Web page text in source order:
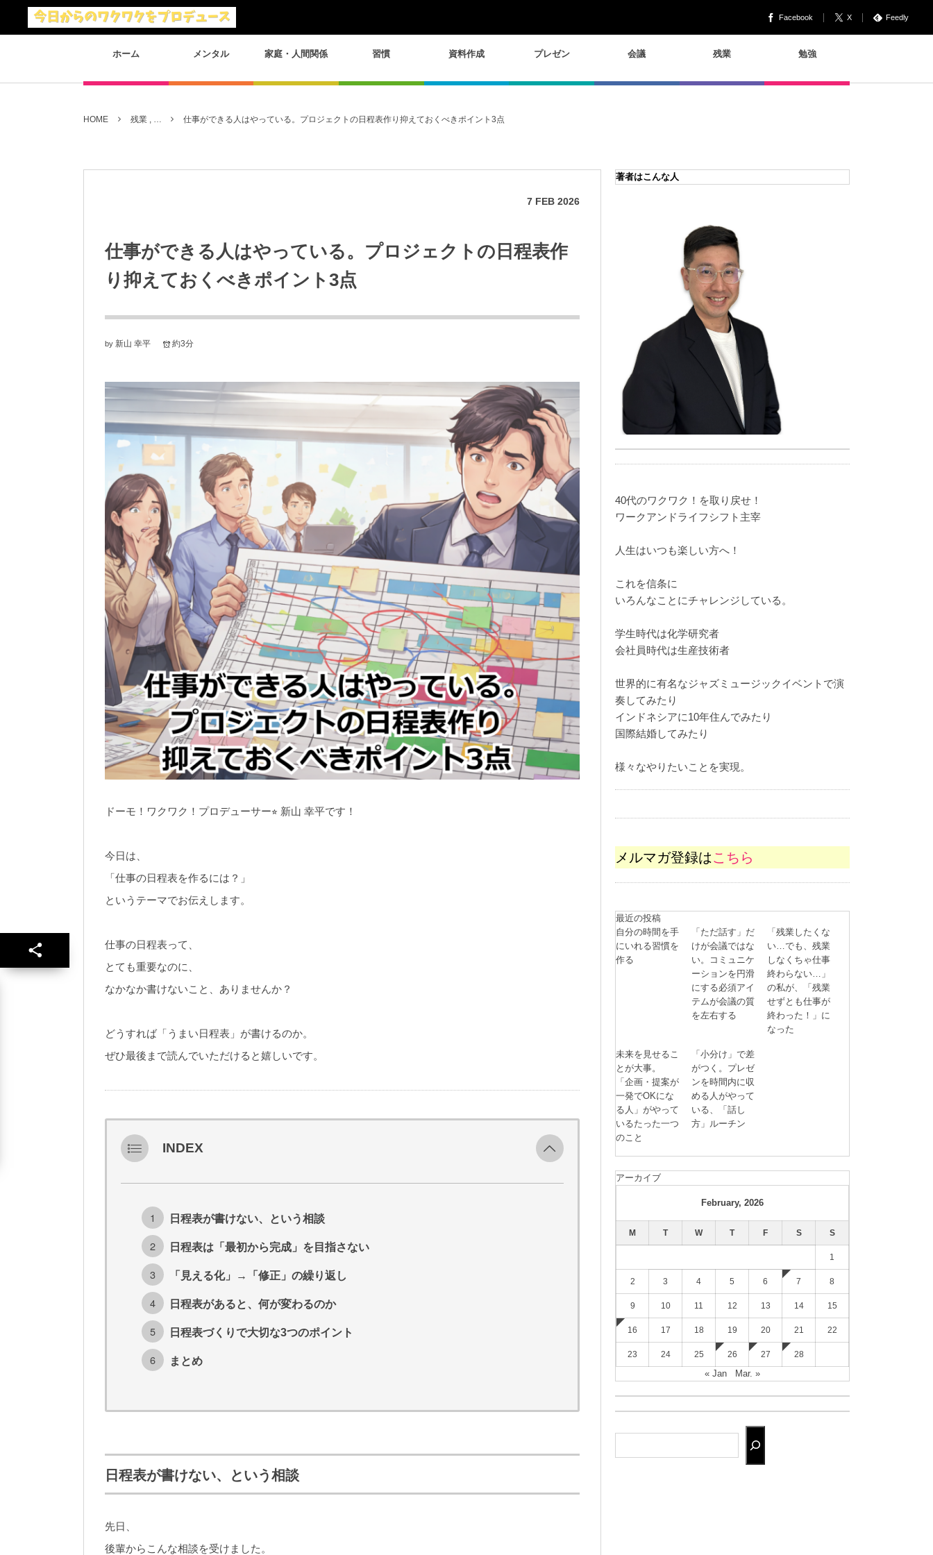
Facebook X Feedly
ホーム メンタル 家庭・人間関係 習慣 資料作成 プレゼン 会議 残業 勉強
HOME 残業 , … 仕事ができる人はやっている。プロジェクトの日程表作り抑えておくべきポイント3点
7 FEB 2026
仕事ができる人はやっている。プロジェクトの日程表作
り抑えておくべきポイント3点
by 新山 幸平 約3分
ドーモ！ワクワク！プロデューサー⭐︎ 新山 幸平です！
今日は、
「仕事の日程表を作るには？」
というテーマでお伝えします。
仕事の日程表って、
とても重要なのに、
なかなか書けないこと、ありませんか？
どうすれば「うまい日程表」が書けるのか。
ぜひ最後まで読んでいただけると嬉しいです。
INDEX
日程表が書けない、という相談
日程表は「最初から完成」を目指さない
「見える化」→「修正」の繰り返し
日程表があると、何が変わるのか
日程表づくりで大切な3つのポイント
まとめ
日程表が書けない、という相談
先日、
後輩からこんな相談を受けました。
著者はこんな人
40代のワクワク！を取り戻せ！
ワークアンドライフシフト主宰
人生はいつも楽しい方へ！
これを信条に
いろんなことにチャレンジしている。
学生時代は化学研究者
会社員時代は生産技術者
世界的に有名なジャズミュージックイベントで演
奏してみたり
インドネシアに10年住んでみたり
国際結婚してみたり
様々なやりたいことを実現。
メルマガ登録はこちら
最近の投稿
自分の時間を手
にいれる習慣を
作る
「ただ話す」だ
けが会議ではな
い。コミュニケ
ーションを円滑
にする必須アイ
テムが会議の質
を左右する
「残業したくな
い…でも、残業
しなくちゃ仕事
終わらない…」
の私が、「残業
せずとも仕事が
終わった！」に
なった
未来を見せるこ
とが大事。
「企画・提案が
一発でOKにな
る人」がやって
いるたった一つ
のこと
「小分け」で差
がつく。プレゼ
ンを時間内に収
める人がやって
いる、「話し
方」ルーチン
アーカイブ
February, 2026
M T W T F S S
1
2 3 4 5 6 7 8
9 10 11 12 13 14 15
16 17 18 19 20 21 22
23 24 25 26 27 28
« Jan Mar. »